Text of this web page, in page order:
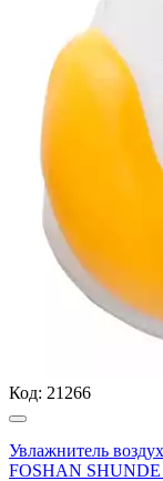
Код: 21266
Увлажнитель
FOSHAN